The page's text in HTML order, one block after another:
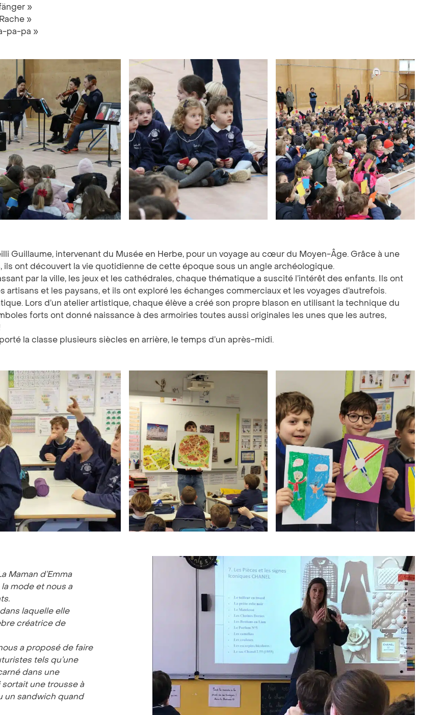
»
»
pa-pa »
Guillaume, intervenant du Musée en Herbe, pour un voyage au cœur du Moyen-Âge. Grâce à une
ont découvert la vie quotidienne de cette époque sous un angle archéologique.
par la ville, les jeux et les cathédrales, chaque thématique a suscité l’intérêt des enfants. Ils ont
artisans et les paysans, et ils ont exploré les échanges commerciaux et les voyages d’autrefois.
Lors d’un atelier artistique, chaque élève a créé son propre blason en utilisant la technique du
forts ont donné naissance à des armoiries toutes aussi originales les unes que les autres,
la classe plusieurs siècles en arrière, le temps d’un après-midi.
Maman d’Emma
mode et nous a
laquelle elle
créatrice de
a proposé de faire
tels qu’une
dans une
une trousse à
un sandwich quand